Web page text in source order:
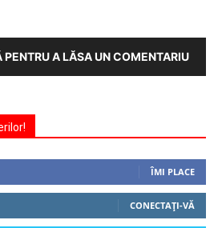
A LĂSA UN COMENTARIU
ÎMI PLACE
CONECTAȚI-VĂ